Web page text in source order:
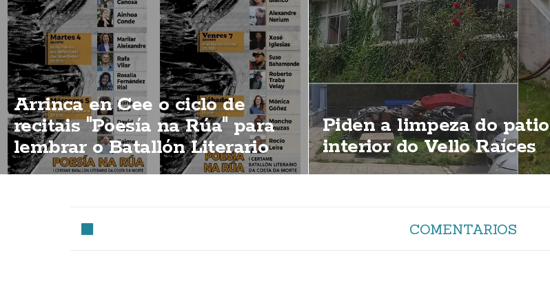
Arrinca en Cee o ciclo de
recitais "Poesía na Rúa" para
lembrar o Batallón Literario
Piden a limpeza do patio
interior do Vello Raíces
COMENTARIOS